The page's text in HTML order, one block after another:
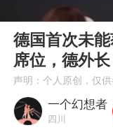
德国首次未
席位，德外长
声明：个人原创，仅
一个幻想者
四川